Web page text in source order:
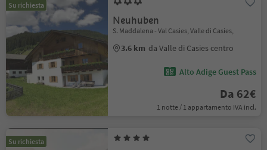
Su richiesta
Neuhuben
S. Maddalena - Val Casies, Valle di Casies,
3.6 km da Valle di Casies centro
Alto Adige Guest Pass
Da 62€
1 notte / 1 appartamento IVA incl.
Su richiesta